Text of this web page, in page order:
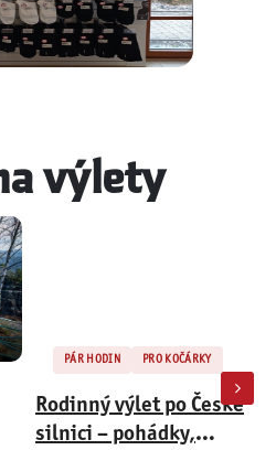
výlety
PÁR HODIN PRO KOČÁRKY
Rodinný výlet po České
silnici – pohádky,